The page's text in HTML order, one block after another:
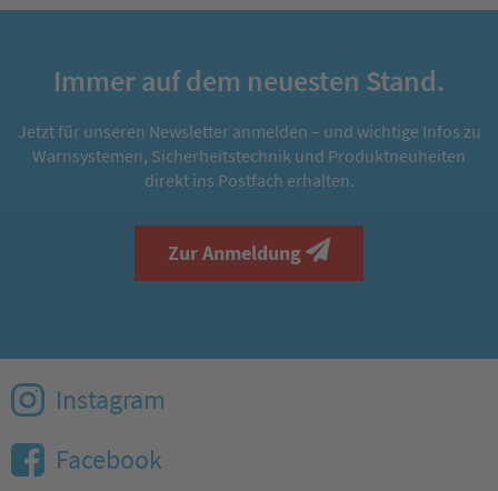
Immer auf dem neuesten Stand.
Jetzt für unseren Newsletter anmelden – und wichtige Infos zu
Warnsystemen, Sicherheitstechnik und Produktneuheiten
direkt ins Postfach erhalten.
Zur Anmeldung
Instagram
Facebook